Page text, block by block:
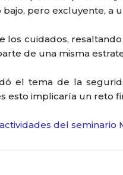
pero excluyente, a
los cuidados,
de una misma
el tema de la
implicaría un reto
del seminario